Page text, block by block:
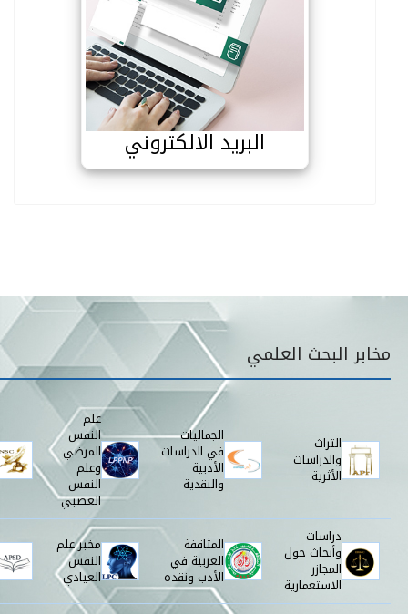
البريد الالكتروني
البريد الالكتروني
قائمة مخابر البحث
مخابر البحث العلمي
التراث
والدراسات
الأثرية
الجماليات
في الدراسات
الأدبية
والنقدية
علم
النفس
المرضي
وعلم
النفس
العصبي
دراسات
وأبحاث حول
المجازر
الاستعمارية
المثاقفة
العربية في
الأدب ونقده
مخبر علم
النفس
العيادي